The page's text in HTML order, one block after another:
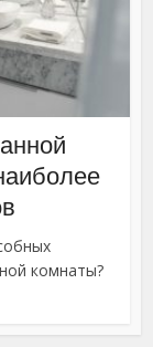
комнаты?